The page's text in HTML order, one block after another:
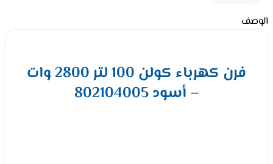
الوصف
فرن كهرباء كولن 100 لتر 2800 وات
– أسود 802104005